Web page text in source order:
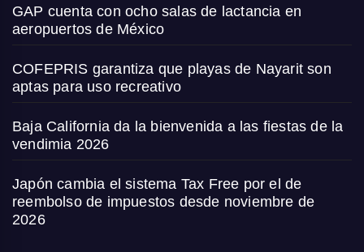
GAP cuenta con ocho salas de lactancia en
aeropuertos de México
COFEPRIS garantiza que playas de Nayarit son
aptas para uso recreativo
Baja California da la bienvenida a las fiestas de la
vendimia 2026
Japón cambia el sistema Tax Free por el de
reembolso de impuestos desde noviembre de
2026